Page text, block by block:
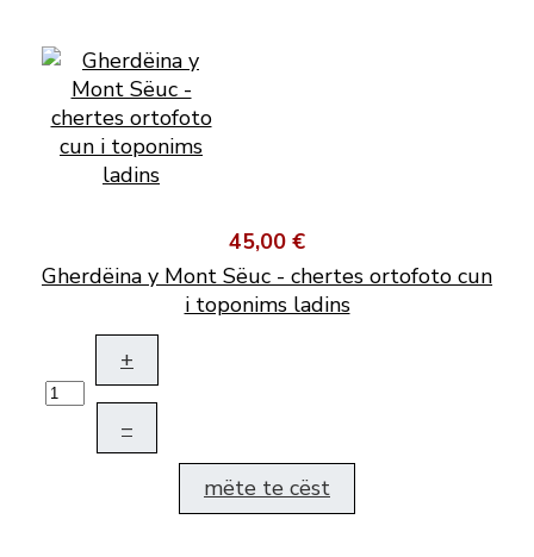
45,00 €
Gherdëina y Mont Sëuc - chertes ortofoto cun
i toponims ladins
+
–
mëte te cëst